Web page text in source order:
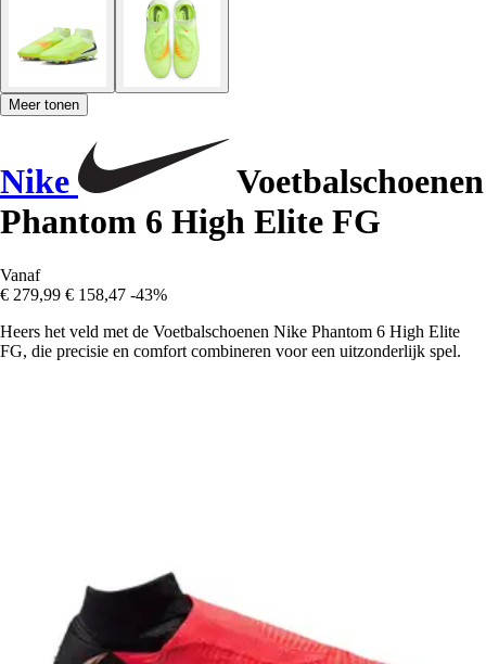
Meer tonen
Nike
Voetbalschoenen
Phantom 6 High Elite FG
Vanaf
€ 279,99 € 158,47 -43%
Heers het veld met de Voetbalschoenen Nike Phantom 6 High Elite
FG, die precisie en comfort combineren voor een uitzonderlijk spel.